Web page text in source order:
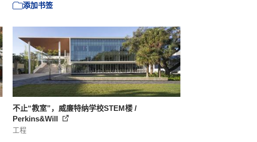
添加书签
不止“教室”，威廉特纳学校STEM楼 /
Perkins&Will
工程